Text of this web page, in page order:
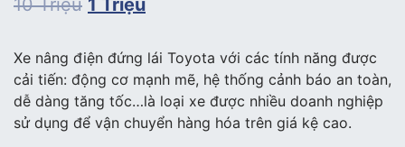
Xe nâng điện đứng lái Toyota với các tính năng được
cải tiến: động cơ mạnh mẽ, hệ thống cảnh báo an toàn,
dễ dàng tăng tốc…là loại xe được nhiều doanh nghiệp
sử dụng để vận chuyển hàng hóa trên giá kệ cao.